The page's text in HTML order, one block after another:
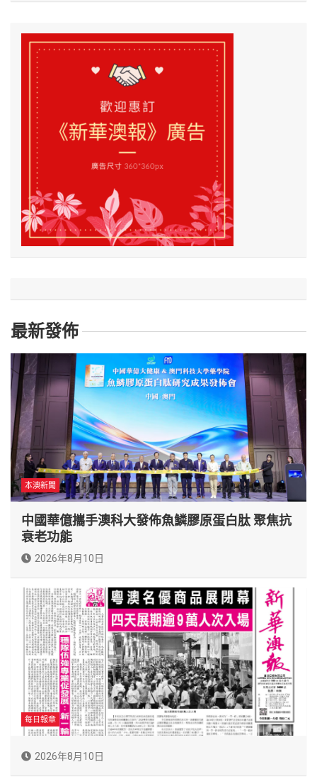
最新發佈
本澳新聞
中國華億攜手澳科大發佈魚鱗膠原蛋白肽 聚焦抗
衰老功能
2026年8月10日
每日報章
2026年8月10日